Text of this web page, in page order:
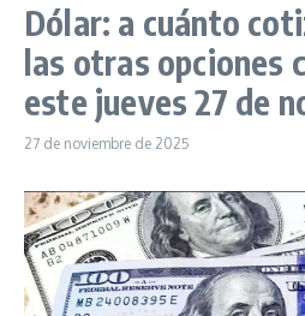
Dólar: a cuánto
las otras opciones
este jueves 27 de
27 de noviembre de 2025